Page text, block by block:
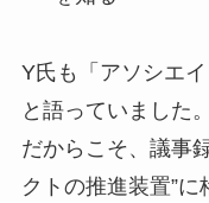
Y氏も「アソシエ
と語っていました。
だからこそ、議事
クトの推進装置”